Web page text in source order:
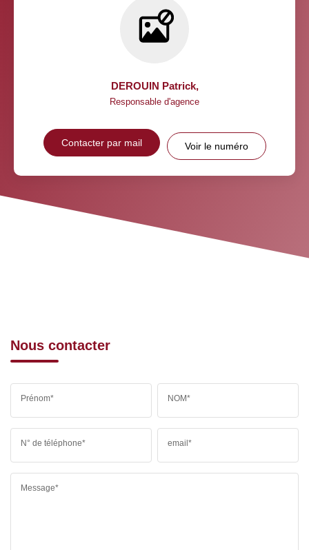
DEROUIN Patrick,
Responsable d'agence
Contacter par mail Voir le numéro
Nous contacter
Prénom* NOM*
N° de téléphone* email*
Message*